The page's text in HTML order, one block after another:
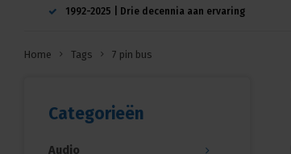
1992-2025 | Drie decennia aan ervaring
Home Tags 7 pin bus
Categorieën
Audio